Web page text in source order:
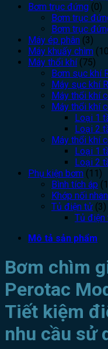
Bơm trục đứng (0)
Bơm trục
Bơm trục
Máy ép phân (3)
Máy khuấy chìm
Máy thổi khí (75)
Bơm sục khí
Máy sục khí
Máy thổi khí
Máy thổi khí
Loại 1
Loại 2
Máy thổi khí
Loại 1
Loại 2
Phụ kiện bơm (11)
Bình tích áp
Khớp nối
Tủ điện tử (3)
Tủ điện
Mô tả sản phẩm
Bơm chìm
Perotac
Tiết kiệm
nhu cầu sử